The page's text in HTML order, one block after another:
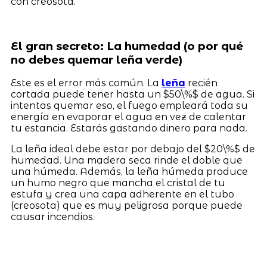
El gran secreto: La humedad (o por qué
no debes quemar leña verde)
Este es el error más común. La leña recién
cortada puede tener hasta un $50\%$ de agua. Si
intentas quemar eso, el fuego empleará toda su
energía en evaporar el agua en vez de calentar
tu estancia. Estarás gastando dinero para nada.
La leña ideal debe estar por debajo del $20\%$ de
humedad. Una madera seca rinde el doble que
una húmeda. Además, la leña húmeda produce
un humo negro que mancha el cristal de tu
estufa y crea una capa adherente en el tubo
(creosota) que es muy peligrosa porque puede
causar incendios.